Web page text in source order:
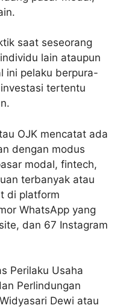
saat seseorang
lain ataupun
ini pelaku berpura-
tertentu
OJK mencatat ada
dengan modus
modal, fintech,
terbanyak atau
di platform
WhatsApp yang
dan 67 Instagram
Perilaku Usaha
Perlindungan
Dewi atau